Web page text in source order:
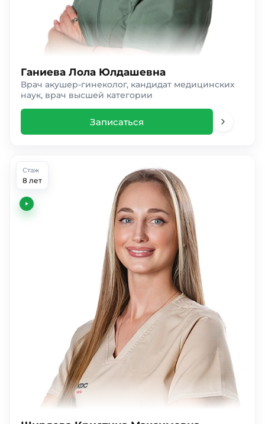
Ганиева Лола Юлдашевна
Врач акушер-гинеколог, кандидат медицинских
наук, врач высшей категории
Записаться
Стаж
8 лет